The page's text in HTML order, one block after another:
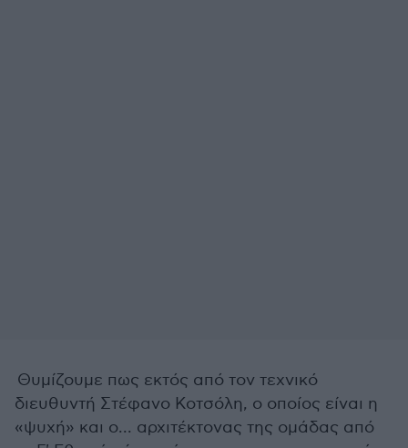
Θυμίζουμε πως εκτός από τον τεχνικό
διευθυντή Στέφανο Κοτσόλη, ο οποίος είναι η
«ψυχή» και ο... αρχιτέκτονας της ομάδας από